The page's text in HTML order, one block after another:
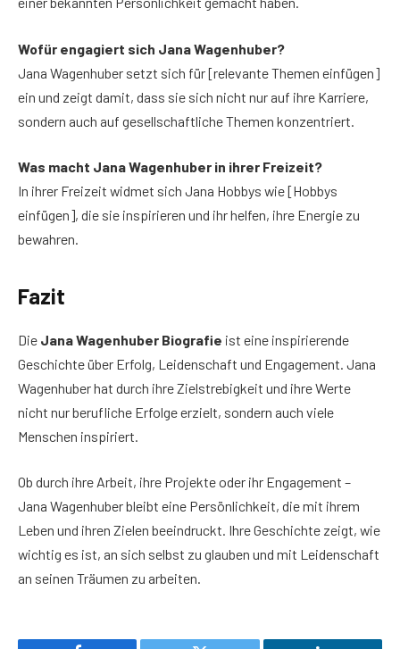
Wofür engagiert sich Jana Wagenhuber?
Jana Wagenhuber setzt sich für [relevante Themen einfügen]
ein und zeigt damit, dass sie sich nicht nur auf ihre Karriere,
sondern auch auf gesellschaftliche Themen konzentriert.
Was macht Jana Wagenhuber in ihrer Freizeit?
In ihrer Freizeit widmet sich Jana Hobbys wie [Hobbys
einfügen], die sie inspirieren und ihr helfen, ihre Energie zu
bewahren.
Fazit
Die Jana Wagenhuber Biografie ist eine inspirierende
Geschichte über Erfolg, Leidenschaft und Engagement. Jana
Wagenhuber hat durch ihre Zielstrebigkeit und ihre Werte
nicht nur berufliche Erfolge erzielt, sondern auch viele
Menschen inspiriert.
Ob durch ihre Arbeit, ihre Projekte oder ihr Engagement –
Jana Wagenhuber bleibt eine Persönlichkeit, die mit ihrem
Leben und ihren Zielen beeindruckt. Ihre Geschichte zeigt, wie
wichtig es ist, an sich selbst zu glauben und mit Leidenschaft
an seinen Träumen zu arbeiten.